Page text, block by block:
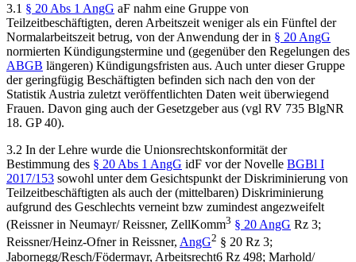
3.1 § 20 Abs 1 AngG aF nahm eine Gruppe von
Teilzeitbeschäftigten, deren Arbeitszeit weniger als ein Fünftel der
Normalarbeitszeit betrug, von der Anwendung der in § 20 AngG
normierten Kündigungstermine und (gegenüber den Regelungen des
ABGB längeren) Kündigungsfristen aus. Auch unter dieser Gruppe
der geringfügig Beschäftigten befinden sich nach den von der
Statistik Austria zuletzt veröffentlichten Daten weit überwiegend
Frauen. Davon ging auch der Gesetzgeber aus (vgl RV 735 BlgNR
18. GP 40).
3.2 In der Lehre wurde die Unionsrechtskonformität der
Bestimmung des § 20 Abs 1 AngG idF vor der Novelle BGBl I
2017/153 sowohl unter dem Gesichtspunkt der Diskriminierung von
Teilzeitbeschäftigten als auch der (mittelbaren) Diskriminierung
aufgrund des Geschlechts verneint bzw zumindest angezweifelt
(Reissnerin Neumayr/ Reissner, ZellKomm3 § 20 AngG Rz 3;
Reissner/Heinz-Ofnerin Reissner, AngG2 § 20 Rz 3;
Jabornegg/Resch/Födermayr, Arbeitsrecht6 Rz 498; Marhold/